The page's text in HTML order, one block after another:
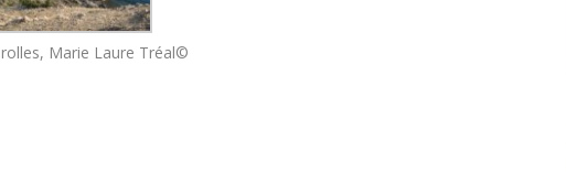
Marie Laure Tréal©